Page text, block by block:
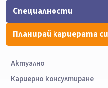
Специалности
Планирай кариерата си
Актуално
Кариерно консултиране